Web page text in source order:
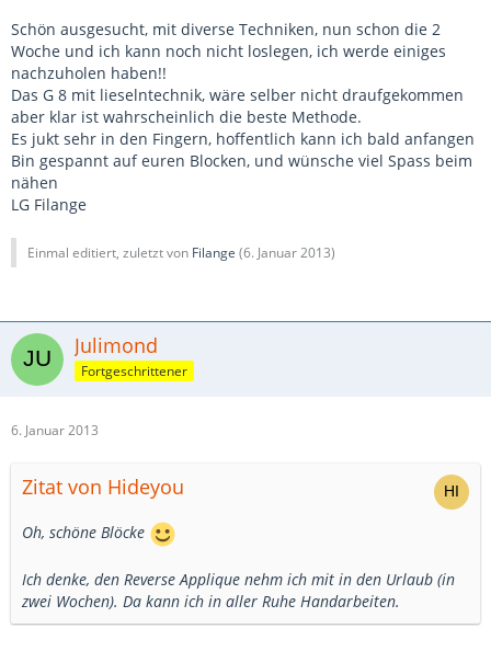
Schön ausgesucht, mit diverse Techniken, nun schon die 2
Woche und ich kann noch nicht loslegen, ich werde einiges
nachzuholen haben!!
Das G 8 mit lieselntechnik, wäre selber nicht draufgekommen
aber klar ist wahrscheinlich die beste Methode.
Es jukt sehr in den Fingern, hoffentlich kann ich bald anfangen
Bin gespannt auf euren Blocken, und wünsche viel Spass beim
nähen
LG Filange
Einmal editiert, zuletzt von Filange (6. Januar 2013)
Julimond
Fortgeschrittener
6. Januar 2013
Zitat von Hideyou
Oh, schöne Blöcke
Ich denke, den Reverse Applique nehm ich mit in den Urlaub (in
zwei Wochen). Da kann ich in aller Ruhe Handarbeiten.